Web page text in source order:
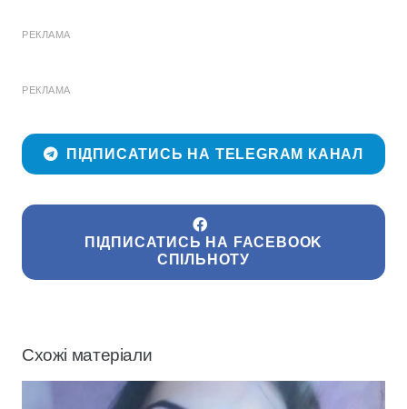
РЕКЛАМА
РЕКЛАМА
ПІДПИСАТИСЬ НА TELEGRAM КАНАЛ
ПІДПИСАТИСЬ НА FACEBOOK
СПІЛЬНОТУ
Схожі матеріали